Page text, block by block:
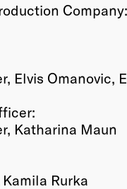
Company:
Elvis Omanovic,
Katharina Maun
Rurka